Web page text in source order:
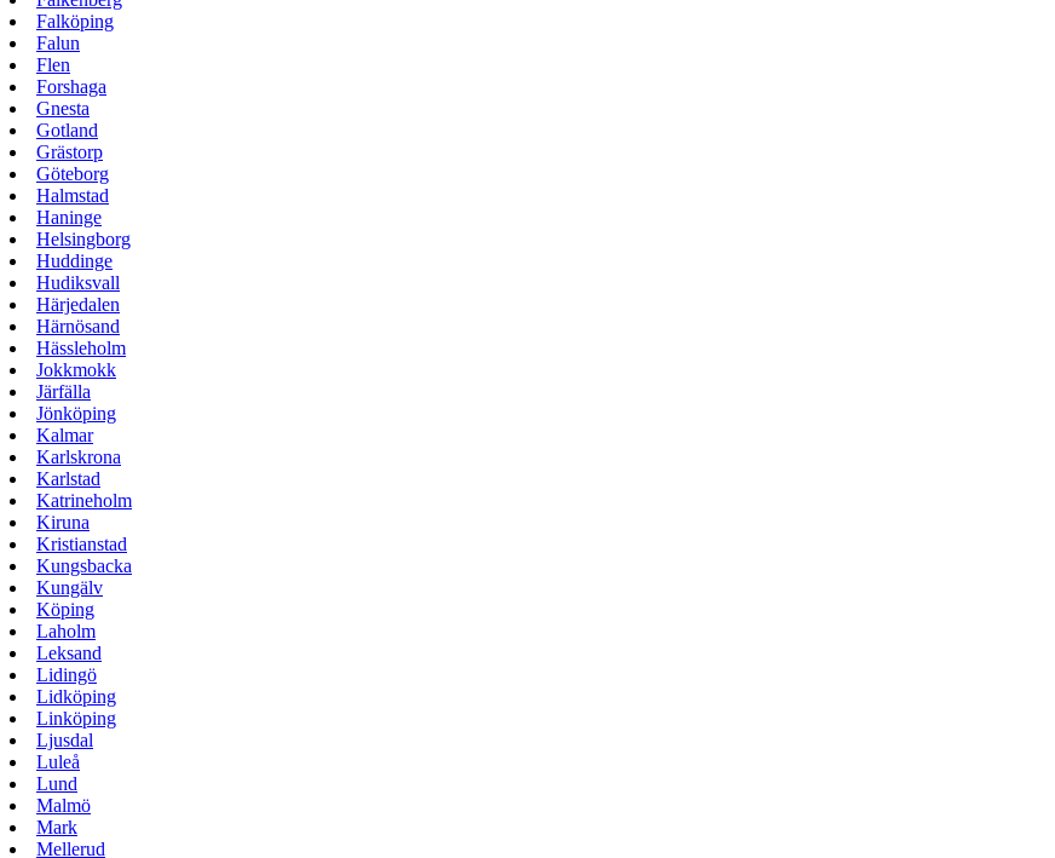
Falköping
Falun
Flen
Forshaga
Gnesta
Gotland
Grästorp
Göteborg
Halmstad
Haninge
Helsingborg
Huddinge
Hudiksvall
Härjedalen
Härnösand
Hässleholm
Jokkmokk
Järfälla
Jönköping
Kalmar
Karlskrona
Karlstad
Katrineholm
Kiruna
Kristianstad
Kungsbacka
Kungälv
Köping
Laholm
Leksand
Lidingö
Lidköping
Linköping
Ljusdal
Luleå
Lund
Malmö
Mark
Mellerud